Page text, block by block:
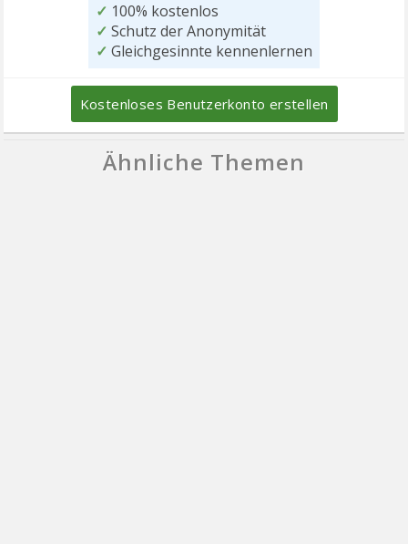
✓ 100% kostenlos
✓ Schutz der Anonymität
✓ Gleichgesinnte kennenlernen
Kostenloses Benutzerkonto erstellen
Ähnliche Themen